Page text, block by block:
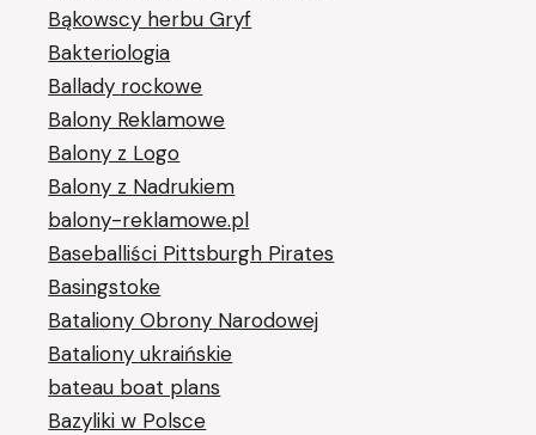
Bąkowscy herbu Gryf
Bakteriologia
Ballady rockowe
Balony Reklamowe
Balony z Logo
Balony z Nadrukiem
balony-reklamowe.pl
Baseballiści Pittsburgh Pirates
Basingstoke
Bataliony Obrony Narodowej
Bataliony ukraińskie
bateau boat plans
Bazyliki w Polsce